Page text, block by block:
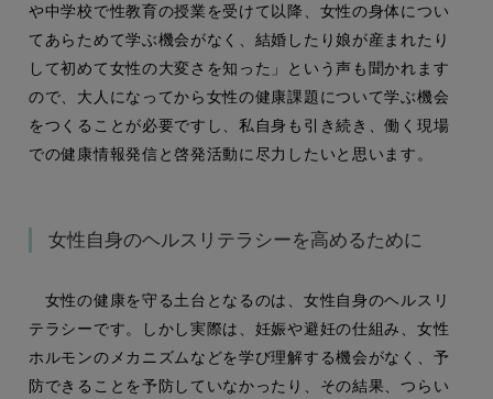
や中学校で性教育の授業を受けて以降、女性の身体につい
てあらためて学ぶ機会がなく、結婚したり娘が産まれたり
して初めて女性の大変さを知った」という声も聞かれます
ので、大人になってから女性の健康課題について学ぶ機会
をつくることが必要ですし、私自身も引き続き、働く現場
での健康情報発信と啓発活動に尽力したいと思います。
女性自身のヘルスリテラシーを高めるために
女性の健康を守る土台となるのは、女性自身のヘルスリ
テラシーです。しかし実際は、妊娠や避妊の仕組み、女性
ホルモンのメカニズムなどを学び理解する機会がなく、予
防できることを予防していなかったり、その結果、つらい